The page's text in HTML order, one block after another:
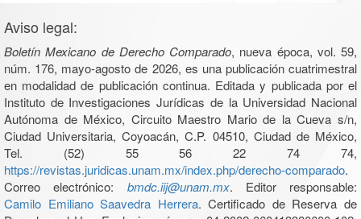
Aviso legal:
Boletín Mexicano de Derecho Comparado, nueva época, vol. 59,
núm. 176, mayo-agosto de 2026, es una publicación cuatrimestral
en modalidad de publicación continua. Editada y publicada por el
Instituto de Investigaciones Jurídicas de la Universidad Nacional
Autónoma de México, Circuito Maestro Mario de la Cueva s/n,
Ciudad Universitaria, Coyoacán, C.P. 04510, Ciudad de México,
Tel. (52) 55 56 22 74 74,
https://revistas.juridicas.unam.mx/index.php/derecho-comparado.
Correo electrónico: bmdc.iij@unam.mx. Editor responsable:
Camilo Emiliano Saavedra Herrera. Certificado de Reserva de